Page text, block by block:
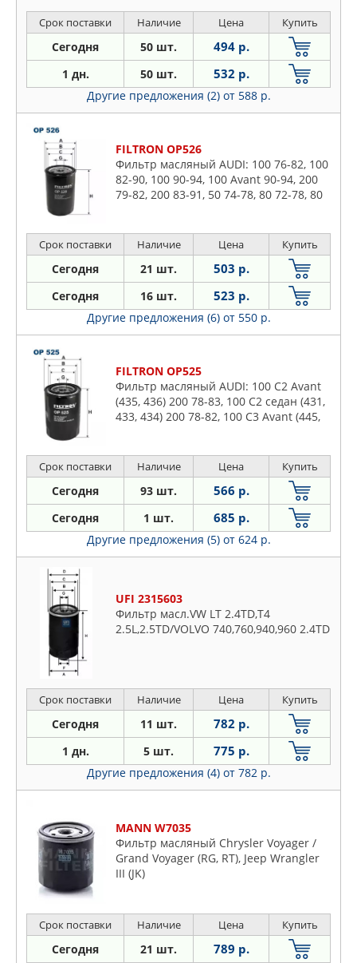
Срок поставки Наличие Цена Купить
Сегодня 50 шт. 494 р.
1 дн. 50 шт. 532 р.
Другие предложения (2) от 588 р.
FILTRON OP526
Фильтр масляный AUDI: 100 76-82, 100
82-90, 100 90-94, 100 Avant 90-94, 200
79-82, 200 83-91, 50 74-78, 80 72-78, 80
Срок поставки Наличие Цена Купить
Сегодня 21 шт. 503 р.
Сегодня 16 шт. 523 р.
Другие предложения (6) от 550 р.
FILTRON OP525
Фильтр масляный AUDI: 100 C2 Avant
(435, 436) 200 78-83, 100 C2 седан (431,
433, 434) 200 78-82, 100 C3 Avant (445,
Срок поставки Наличие Цена Купить
Сегодня 93 шт. 566 р.
Сегодня 1 шт. 685 р.
Другие предложения (5) от 624 р.
UFI 2315603
Фильтр масл.VW LT 2.4TD,T4
2.5L,2.5TD/VOLVO 740,760,940,960 2.4TD
Срок поставки Наличие Цена Купить
Сегодня 11 шт. 782 р.
1 дн. 5 шт. 775 р.
Другие предложения (4) от 782 р.
MANN W7035
Фильтр масляный Chrysler Voyager /
Grand Voyager (RG, RT), Jeep Wrangler
III (JK)
Срок поставки Наличие Цена Купить
Сегодня 21 шт. 789 р.